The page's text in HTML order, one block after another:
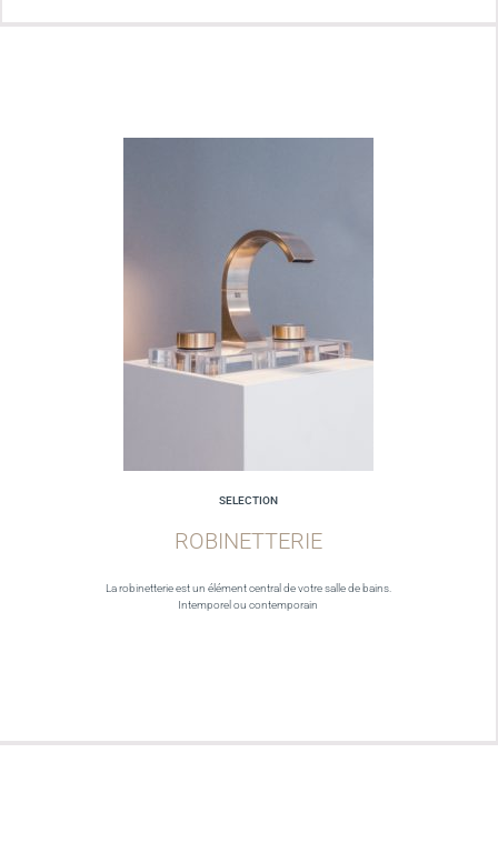
SELECTION
ROBINETTERIE
La robinetterie est un élément central de votre salle de bains.
Intemporel ou contemporain